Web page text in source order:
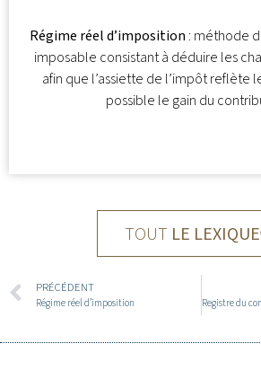
Régime réel d’imposition : méthode
imposable consistant à déduire les
afin que l’assiette de l’impôt reflète
possible le gain du
TOUT LE LEXIQUE
PRÉCÉDENT
Régime réel d’imposition